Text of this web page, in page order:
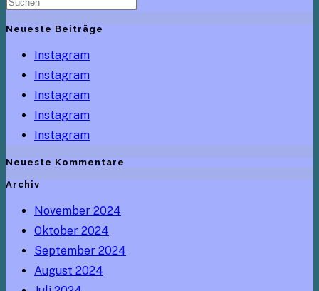
Neueste Beiträge
Instagram
Instagram
Instagram
Instagram
Instagram
Neueste Kommentare
Archiv
November 2024
Oktober 2024
September 2024
August 2024